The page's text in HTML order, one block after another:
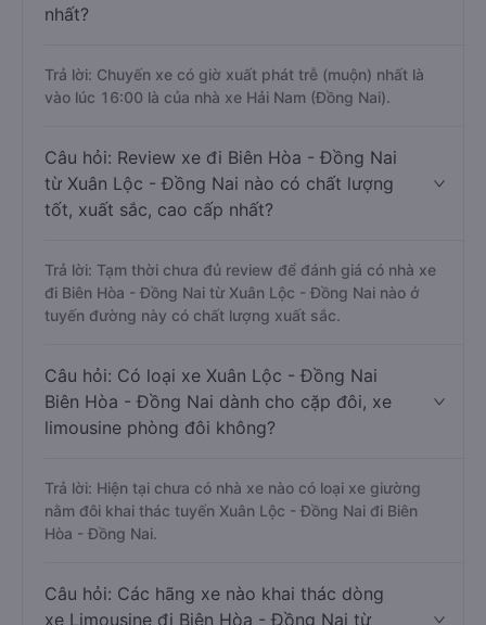
nhất?
Trả lời: Chuyến xe có giờ xuất phát trễ (muộn) nhất là
vào lúc 16:00 là của nhà xe Hải Nam (Đồng Nai).
Câu hỏi: Review xe đi Biên Hòa - Đồng Nai
từ Xuân Lộc - Đồng Nai nào có chất lượng
tốt, xuất sắc, cao cấp nhất?
Trả lời: Tạm thời chưa đủ review để đánh giá có nhà xe
đi Biên Hòa - Đồng Nai từ Xuân Lộc - Đồng Nai nào ở
tuyến đường này có chất lượng xuất sắc.
Câu hỏi: Có loại xe Xuân Lộc - Đồng Nai
Biên Hòa - Đồng Nai dành cho cặp đôi, xe
limousine phòng đôi không?
Trả lời: Hiện tại chưa có nhà xe nào có loại xe giường
nằm đôi khai thác tuyến Xuân Lộc - Đồng Nai đi Biên
Hòa - Đồng Nai.
Câu hỏi: Các hãng xe nào khai thác dòng
xe Limousine đi Biên Hòa - Đồng Nai từ